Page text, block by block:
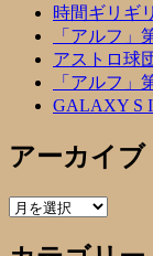
時間ギリギリ
「アルフ
アストロ球
「アルフ
GALAXY S
アーカイブ
ア